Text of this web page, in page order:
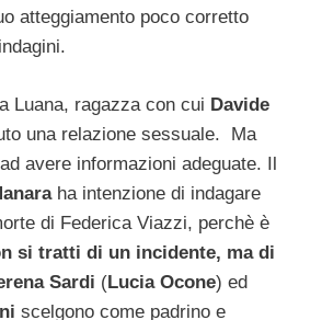
atteggiamento poco corretto
Luana, ragazza con cui Davide
una relazione sessuale. Ma
avere informazioni adeguate. Il
ha intenzione di indagare
di Federica Viazzi, perchè è
si tratti di un incidente, ma di
Sardi (Lucia Ocone) ed
scelgono come padrino e